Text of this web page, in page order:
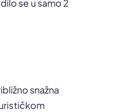
se u samo 2
snažna